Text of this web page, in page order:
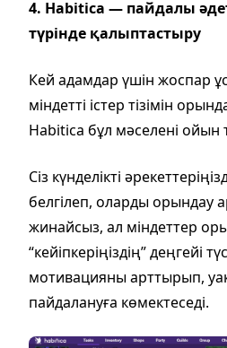
4. Habitica — пайдалы
түрінде қалыптастыру
Кей адамдар үшін жоспар
міндетті істер тізімін
Habitica бұл мәселені ойын
Сіз күнделікті
белгілеп, оларды орындау
жинайсыз, ал міндеттер
“кейіпкеріңіздің” деңгейі
мотивацияны арттырып,
пайдалануға көмектеседі.